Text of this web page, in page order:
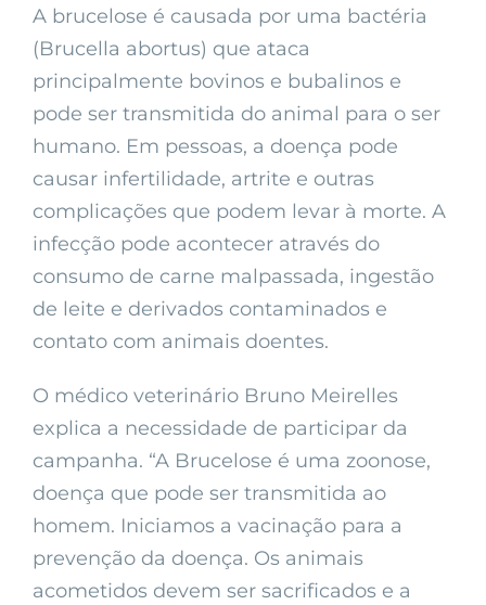
A brucelose é causada por uma bactéria
(Brucella abortus) que ataca
principalmente bovinos e bubalinos e
pode ser transmitida do animal para o ser
humano. Em pessoas, a doença pode
causar infertilidade, artrite e outras
complicações que podem levar à morte. A
infecção pode acontecer através do
consumo de carne malpassada, ingestão
de leite e derivados contaminados e
contato com animais doentes.
O médico veterinário Bruno Meirelles
explica a necessidade de participar da
campanha. “A Brucelose é uma zoonose,
doença que pode ser transmitida ao
homem. Iniciamos a vacinação para a
prevenção da doença. Os animais
acometidos devem ser sacrificados e a